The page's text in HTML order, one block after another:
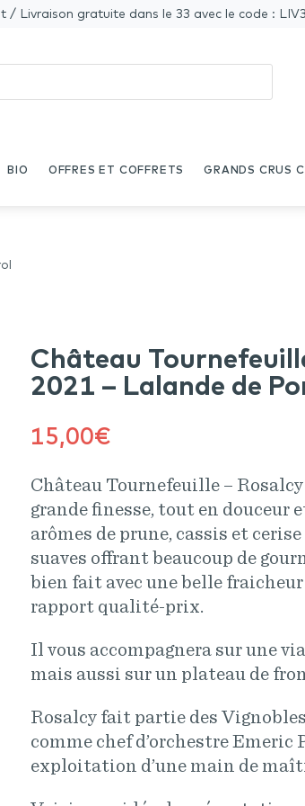
Livraison gratuite dans le 33 avec le code :
BIO OFFRES ET COFFRETS GRANDS CRUS
Château
2021 – Lalande de
15,00€
Château Tournefeuille – Rosalcy
grande finesse, tout en douceur
arômes de prune, cassis et
suaves offrant beaucoup de
bien fait avec une belle
rapport qualité-prix.
Il vous accompagnera sur une
mais aussi sur un plateau de
Rosalcy fait partie des
comme chef d’orchestre Emeric
exploitation d’une main de